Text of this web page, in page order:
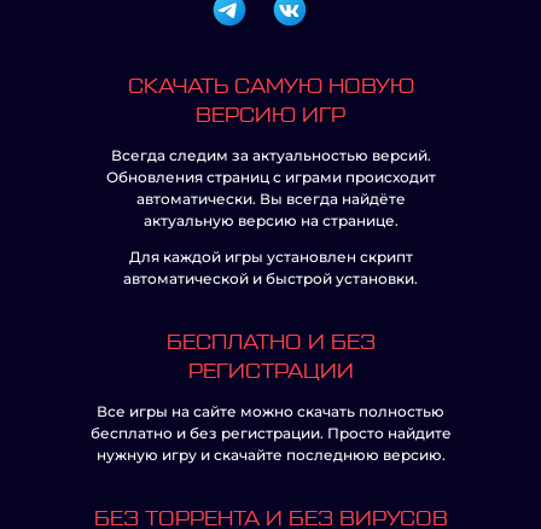
СКАЧАТЬ САМУЮ НОВУЮ
ВЕРСИЮ ИГР
Всегда следим за актуальностью версий.
Обновления страниц с играми происходит
автоматически. Вы всегда найдёте
актуальную версию на странице.
Для каждой игры установлен скрипт
автоматической и быстрой установки.
БЕСПЛАТНО И БЕЗ
РЕГИСТРАЦИИ
Все игры на сайте можно скачать полностью
бесплатно и без регистрации. Просто найдите
нужную игру и скачайте последнюю версию.
БЕЗ ТОРРЕНТА И БЕЗ ВИРУСОВ